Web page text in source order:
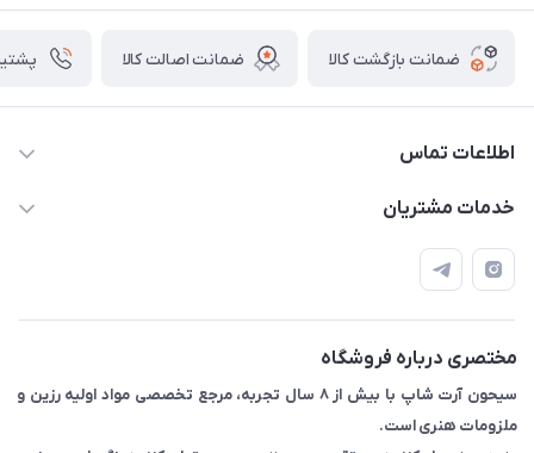
ضمانت بازگشت کالا ضمانت اصالت کالا
اطلاعات تماس
خدمات مشتریان
📝 قوانین و مقررات
📖 راهنما
مختصری درباره فروشگاه
سیحون آرت شاپ با بیش از ۸ سال تجربه، مرجع تخصصی مواد اولیه رزین و
ملزومات هنری است.